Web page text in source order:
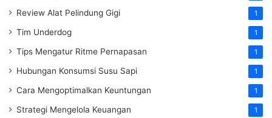
Review Alat Pelindung Gigi 1
Tim Underdog 1
Tips Mengatur Ritme Pernapasan 1
Hubungan Konsumsi Susu Sapi 1
Cara Mengoptimalkan Keuntungan 1
Strategi Mengelola Keuangan 1